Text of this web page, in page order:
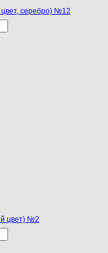
цвет, серебро) №12
цвет) №2